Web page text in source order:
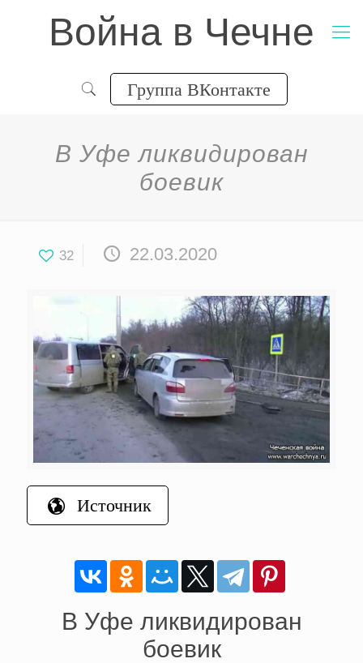
Война в Чечне
Группа ВКонтакте
В Уфе ликвидирован
боевик
32 22.03.2020
Источник
В Уфе ликвидирован
боевик